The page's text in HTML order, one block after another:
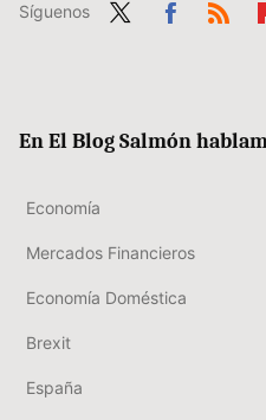
Síguenos
En El Blog Salmón
Economía
Mercados Financieros
Economía Doméstica
Brexit
España